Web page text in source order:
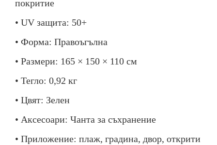
покритие
• UV защита: 50+
• Форма: Правоъгълна
• Размери: 165 × 150 × 110 см
• Тегло: 0,92 кг
• Цвят: Зелен
• Аксесоари: Чанта за съхранение
• Приложение: плаж, градина, двор, открити